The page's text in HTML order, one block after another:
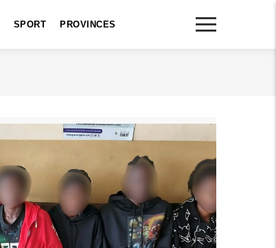
SPORT PROVINCES